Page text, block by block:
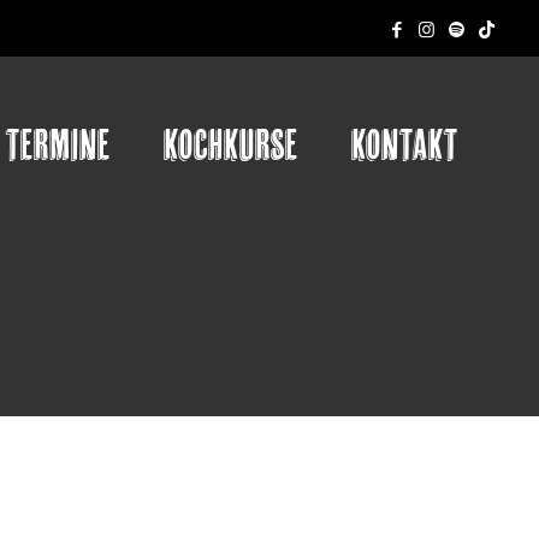
TERMINE KOCHKURSE KONTAKT